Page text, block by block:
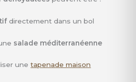
directement dans un bol
salade méditerranéenne
unetapenade maison